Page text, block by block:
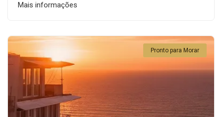
Mais informações
Pronto para Morar